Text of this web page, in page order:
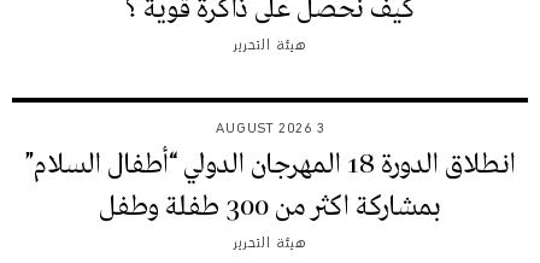
كيف نحصل على ذاكرة قوية ؟
هيئة التحرير
3 AUGUST 2026
انطلاق الدورة 18 المهرجان الدولي “أطفال السلام”
بمشاركة اكثر من 300 طفلة وطفل
هيئة التحرير